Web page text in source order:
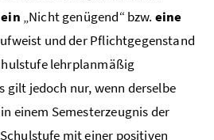
ein „Nicht genügend“ bzw. eine
und der Pflichtgegenstand
lehrplanmäßig
gilt jedoch nur, wenn derselbe
einem Semesterzeugnis der
mit einer positiven